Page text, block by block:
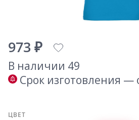
973 ₽
В наличии 49
Срок изготовления —
ЦВЕТ